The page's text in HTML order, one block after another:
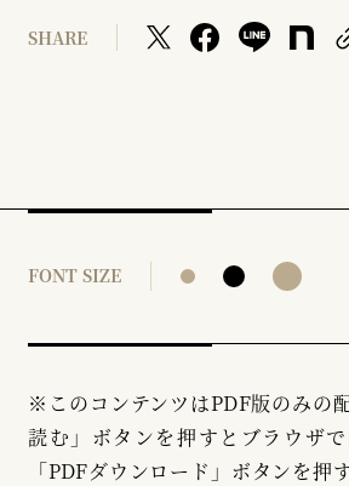
SHARE
FONT SIZE
※このコンテンツはPDF版のみの
読む」ボタンを押すとブラウザで
「PDFダウンロード」ボタンを押